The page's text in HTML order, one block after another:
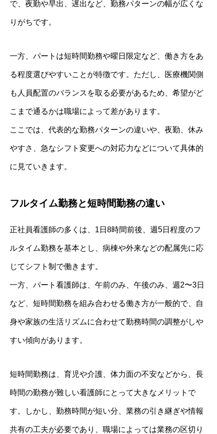
で、夜勤や早出、遅出など、勤務パターンの幅が広くな
りがちです。
一方、パートは短時間勤務や曜日限定など、働き方をあ
る程度選びやすいことが特徴です。ただし、医療機関側
も人員配置のバランスを取る必要があるため、希望がど
こまで通るかは職場によって差があります。
ここでは、代表的な勤務パターンの違いや、夜勤、休み
やすさ、急なシフト変更への対応力などについて具体的
に見ていきます。
フルタイム勤務と短時間勤務の違い
正社員看護師の多くは、1日8時間前後、週5日程度のフ
ルタイム勤務を基本とし、病棟や外来などの配属先に応
じてシフト制で働きます。
一方、パート看護師は、午前のみ、午後のみ、週2〜3日
など、短時間勤務を組み合わせる働き方が一般的で、自
身や家族の生活リズムに合わせて勤務時間の調整がしや
すい傾向があります。
短時間勤務は、育児や介護、体力面の不安などから、長
時間の勤務が難しい看護師にとって大きなメリットで
す。しかし、勤務時間が短い分、業務の引き継ぎや情報
共有の工夫が必要であり、職場によっては業務の区切り